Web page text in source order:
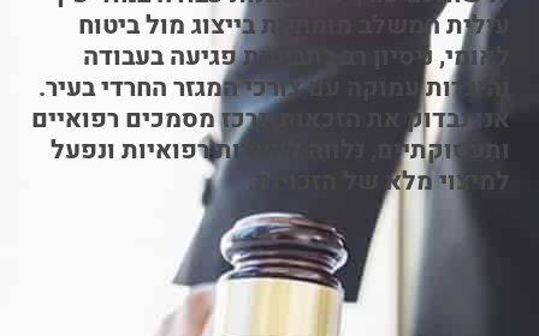
עילית המשלב מומחיות בייצוג מול ביטוח
לאומי, ניסיון רב בתביעות פגיעה בעבודה
והיכרות עמוקה עם צורכי המגזר החרדי בעיר.
אנו נבדוק את הזכאות, נרכז מסמכים רפואיים
ותעסוקתיים, נלווה לוועדות רפואיות ונפעל
למיצוי מלא של הזכויות.